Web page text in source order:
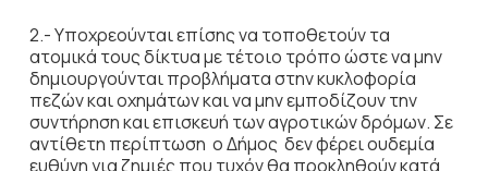
2.- Υποχρεούνται επίσης να τοποθετούν τα
ατομικά τους δίκτυα με τέτοιο τρόπο ώστε να μην
δημιουργούνται προβλήματα στην κυκλοφορία
πεζών και οχημάτων και να μην εμποδίζουν την
συντήρηση και επισκευή των αγροτικών δρόμων. Σε
αντίθετη περίπτωση ο Δήμος δεν φέρει ουδεμία
ευθύνη για ζημιές που τυχόν θα προκληθούν κατά